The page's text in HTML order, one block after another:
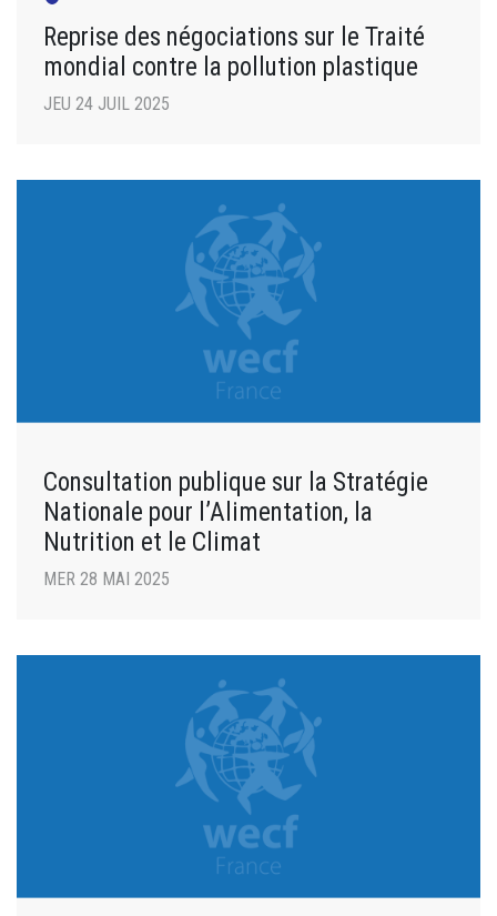
Reprise des négociations sur le Traité
mondial contre la pollution plastique
JEU 24 JUIL 2025
Consultation publique sur la Stratégie
Nationale pour l’Alimentation, la
Nutrition et le Climat
MER 28 MAI 2025